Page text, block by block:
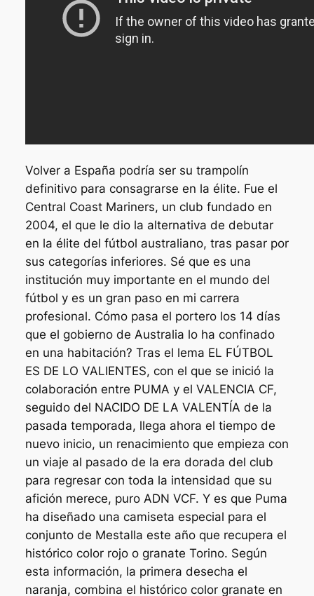
Volver a España podría ser su trampolín
definitivo para consagrarse en la élite. Fue el
Central Coast Mariners, un club fundado en
2004, el que le dio la alternativa de debutar
en la élite del fútbol australiano, tras pasar por
sus categorías inferiores. Sé que es una
institución muy importante en el mundo del
fútbol y es un gran paso en mi carrera
profesional. Cómo pasa el portero los 14 días
que el gobierno de Australia lo ha confinado
en una habitación? Tras el lema EL FÚTBOL
ES DE LO VALIENTES, con el que se inició la
colaboración entre PUMA y el VALENCIA CF,
seguido del NACIDO DE LA VALENTÍA de la
pasada temporada, llega ahora el tiempo de
nuevo inicio, un renacimiento que empieza con
un viaje al pasado de la era dorada del club
para regresar con toda la intensidad que su
afición merece, puro ADN VCF. Y es que Puma
ha diseñado una camiseta especial para el
conjunto de Mestalla este año que recupera el
histórico color rojo o granate Torino. Según
esta información, la primera desecha el
naranja, combina el histórico color granate en